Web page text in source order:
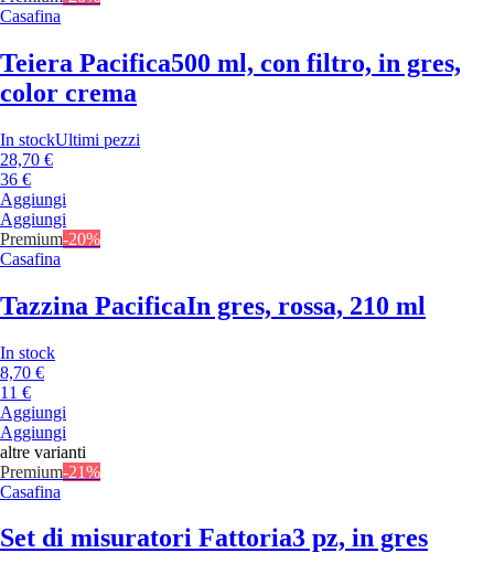
Casafina
Teiera Pacifica500 ml, con filtro, in gres,
color crema
In stockUltimi pezzi
28,70 €
36 €
Aggiungi
Aggiungi
Premium-20%
Casafina
Tazzina PacificaIn gres, rossa, 210 ml
In stock
8,70 €
11 €
Aggiungi
Aggiungi
altre varianti
Premium-21%
Casafina
Set di misuratori Fattoria3 pz, in gres